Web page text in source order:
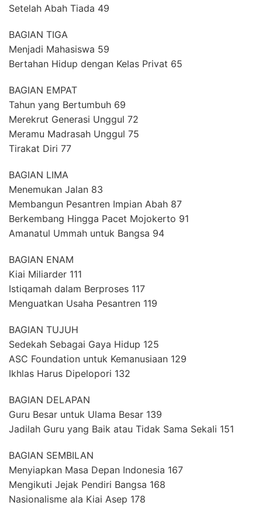
Setelah Abah Tiada 49
BAGIAN TIGA
Menjadi Mahasiswa 59
Bertahan Hidup dengan Kelas Privat 65
BAGIAN EMPAT
Tahun yang Bertumbuh 69
Merekrut Generasi Unggul 72
Meramu Madrasah Unggul 75
Tirakat Diri 77
BAGIAN LIMA
Menemukan Jalan 83
Membangun Pesantren Impian Abah 87
Berkembang Hingga Pacet Mojokerto 91
Amanatul Ummah untuk Bangsa 94
BAGIAN ENAM
Kiai Miliarder 111
Istiqamah dalam Berproses 117
Menguatkan Usaha Pesantren 119
BAGIAN TUJUH
Sedekah Sebagai Gaya Hidup 125
ASC Foundation untuk Kemanusiaan 129
Ikhlas Harus Dipelopori 132
BAGIAN DELAPAN
Guru Besar untuk Ulama Besar 139
Jadilah Guru yang Baik atau Tidak Sama Sekali 151
BAGIAN SEMBILAN
Menyiapkan Masa Depan Indonesia 167
Mengikuti Jejak Pendiri Bangsa 168
Nasionalisme ala Kiai Asep 178